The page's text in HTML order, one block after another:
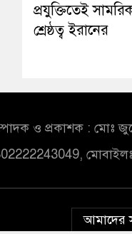
প্রযুক্তিতেই
শ্রেষ্ঠত্ব ইরানের
ও প্রকাশক : মোঃ
আমাদের